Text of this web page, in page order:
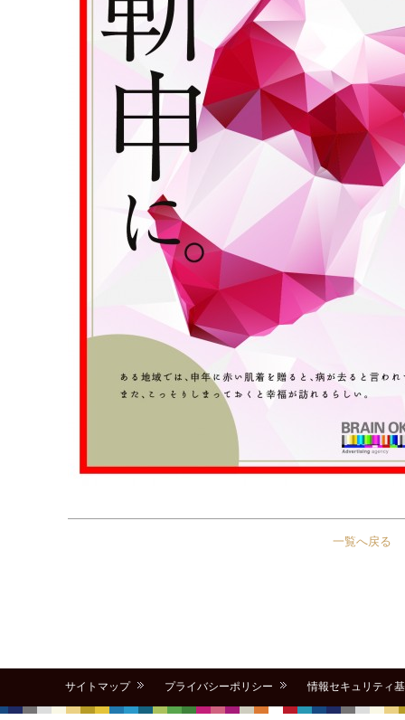
一覧へ戻る
サイトマップ プライバシーポリシー 情報セキュリティ